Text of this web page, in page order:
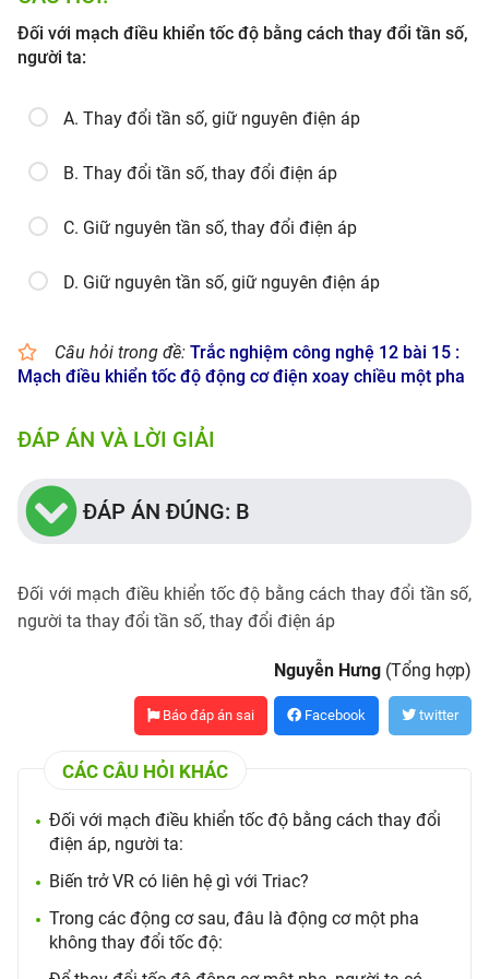
Đối với mạch điều khiển tốc độ bằng cách thay đổi tần số,
người ta:
A. Thay đổi tần số, giữ nguyên điện áp
B. Thay đổi tần số, thay đổi điện áp
C. Giữ nguyên tần số, thay đổi điện áp
D. Giữ nguyên tần số, giữ nguyên điện áp
Câu hỏi trong đề: Trắc nghiệm công nghệ 12 bài 15 :
Mạch điều khiển tốc độ động cơ điện xoay chiều một pha
ĐÁP ÁN VÀ LỜI GIẢI
ĐÁP ÁN ĐÚNG: B
Đối với mạch điều khiển tốc độ bằng cách thay đổi tần số,
người ta thay đổi tần số, thay đổi điện áp
Nguyễn Hưng (Tổng hợp)
Báo đáp án sai Facebook twitter
CÁC CÂU HỎI KHÁC
Đối với mạch điều khiển tốc độ bằng cách thay đổi
điện áp, người ta:
Biến trở VR có liên hệ gì với Triac?
Trong các động cơ sau, đâu là động cơ một pha
không thay đổi tốc độ: